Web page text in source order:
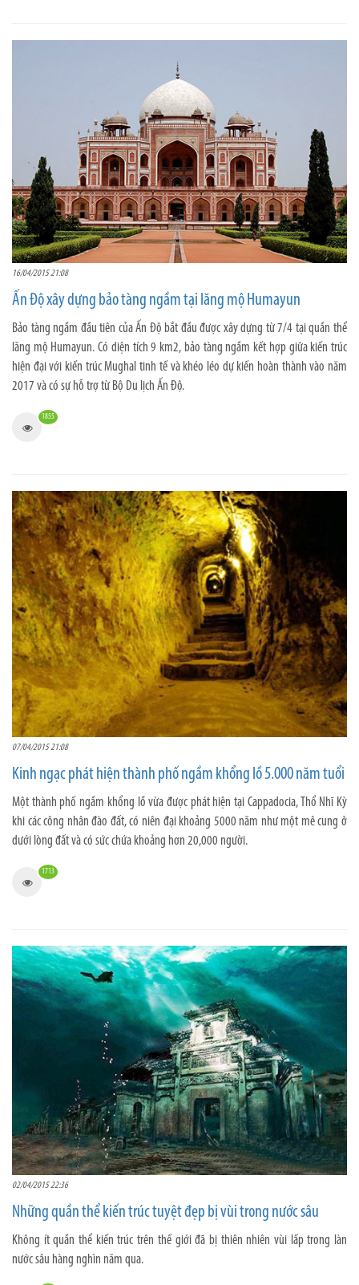
16/04/2015 21:08
Ấn Độ xây dựng bảo tàng ngầm tại lăng mộ Humayun
Bảo tàng ngầm đầu tiên của Ấn Độ bắt đầu được xây dựng từ 7/4 tại quần thể
lăng mộ Humayun. Có diện tích 9 km2, bảo tàng ngầm kết hợp giữa kiến trúc
hiện đại với kiến trúc Mughal tinh tế và khéo léo dự kiến hoàn thành vào năm
2017 và có sự hỗ trợ từ Bộ Du lịch Ấn Độ.
1855
07/04/2015 21:08
Kinh ngạc phát hiện thành phố ngầm khổng lồ 5.000 năm tuổi
Một thành phố ngầm khổng lồ vừa được phát hiện tại Cappadocia, Thổ Nhĩ Kỳ
khi các công nhân đào đất, có niên đại khoảng 5000 năm như một mê cung ở
dưới lòng đất và có sức chứa khoảng hơn 20,000 người.
1713
02/04/2015 22:36
Những quần thể kiến trúc tuyệt đẹp bị vùi trong nước sâu
Không ít quần thể kiến trúc trên thế giới đã bị thiên nhiên vùi lấp trong làn
nước sâu hàng nghìn năm qua.